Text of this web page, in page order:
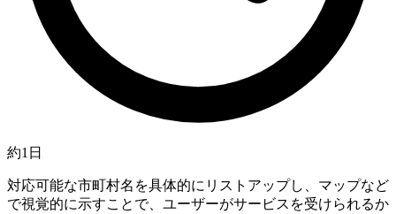
約1日
対応可能な市町村名を具体的にリストアップし、マップなど
で視覚的に示すことで、ユーザーがサービスを受けられるか